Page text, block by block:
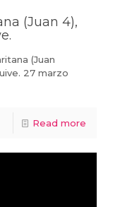
(Juan 4),
(Juan
27 marzo
Read more